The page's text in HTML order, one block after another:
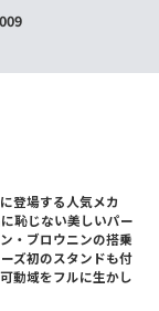
登場する人気メカ
恥じない美しいパー
・ブロウニンの搭乗
ズ初のスタンドも付
動域をフルに生かし